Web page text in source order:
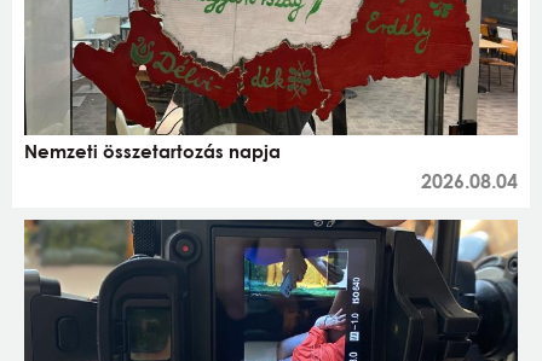
Nemzeti összetartozás napja
2026.08.04